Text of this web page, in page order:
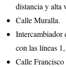
distancia y alta
Calle Muralla.
Intercambiador
con las líneas
Calle Francisco